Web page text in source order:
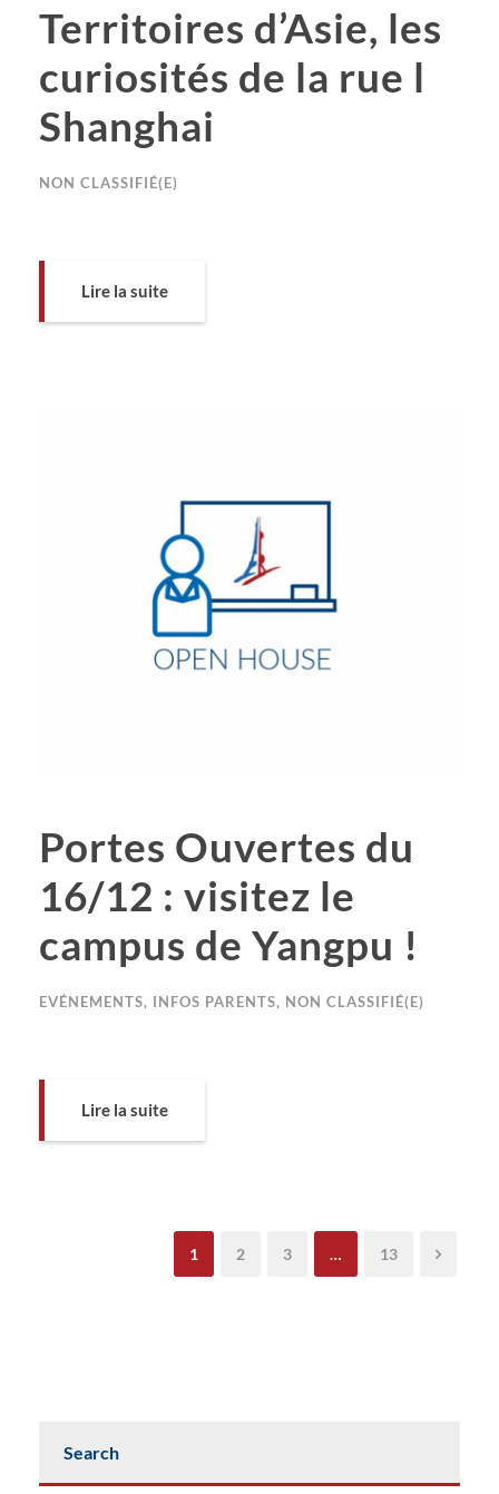
Territoires d’Asie, les
curiosités de la rue l
Shanghai
NON CLASSIFIÉ(E)
Lire la suite
Portes Ouvertes du
16/12 : visitez le
campus de Yangpu !
EVÉNEMENTS, INFOS PARENTS, NON CLASSIFIÉ(E)
Lire la suite
1 2 3 … 13
Search